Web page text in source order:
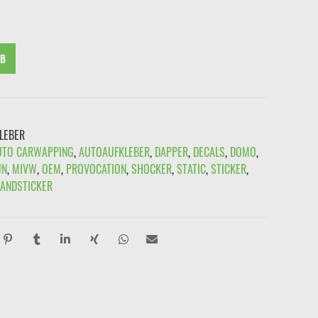
CARWAPPING,AUTOAUFKLEBER, DAPPER, DECALS, DOMO,
, MIVW,OEM, PROVOCATION,SHOCKER,STATIC,STICKER,